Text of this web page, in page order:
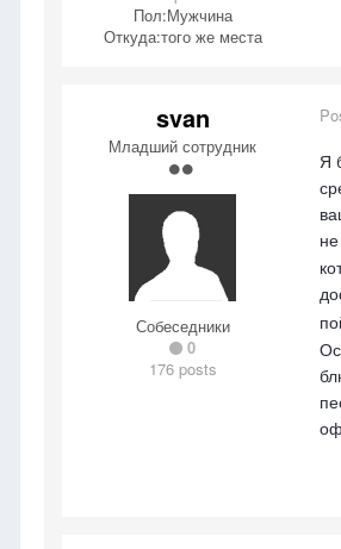
Пол:Мужчина
Откуда:того же места
svan
Младший сотрудник
Собеседники
0
176 posts
Я